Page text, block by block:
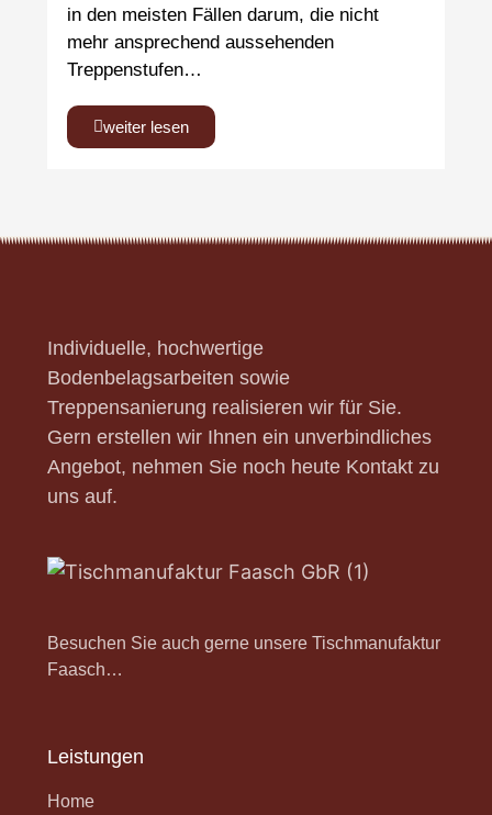
in den meisten Fällen darum, die nicht
mehr ansprechend aussehenden
Treppenstufen…
weiter lesen
Individuelle, hochwertige
Bodenbelagsarbeiten sowie
Treppensanierung realisieren wir für Sie.
Gern erstellen wir Ihnen ein unverbindliches
Angebot, nehmen Sie noch heute Kontakt zu
uns auf.
Besuchen Sie auch gerne unsere Tischmanufaktur
Faasch…
Leistungen
Home